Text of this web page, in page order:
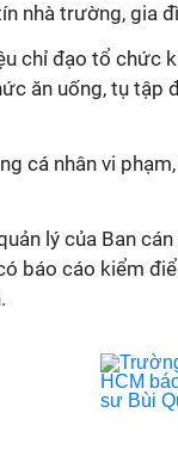
nhà trường, gia
chỉ đạo tổ chức
ăn uống, tụ tập
cá nhân vi
lý của Ban
báo cáo kiểm